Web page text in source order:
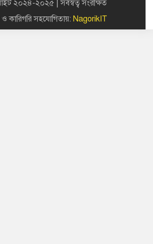
২০২৪-২০২৫ | সর্বস্বত্ব সংরক্ষিত
কারিগরি সহযোগিতায়: NagorikIT